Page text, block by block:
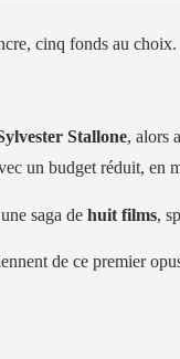
cinq fonds au choix.
Stallone, alors
un budget réduit, en
saga de huit films,
de ce premier